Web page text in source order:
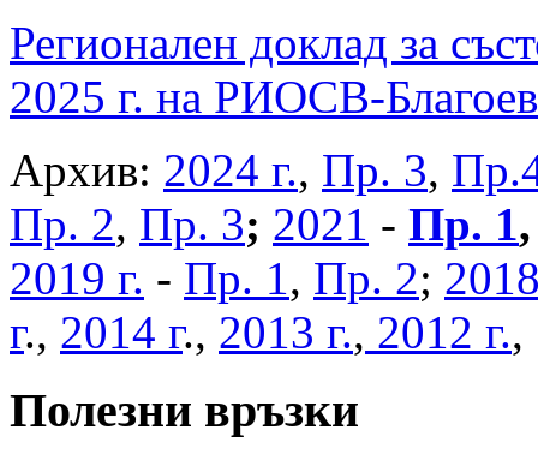
Регионален доклад за
2025 г. на РИОСВ-
Архив: 2024 г., Пр. 3,
Пр. 2, Пр. 3; 2021 - Пр. 1
2019 г. - Пр. 1, Пр. 2;
г., 2014 г., 2013 г., 2012 г.
Полезни връзки